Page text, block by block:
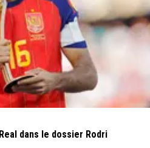
dans le dossier Rodri